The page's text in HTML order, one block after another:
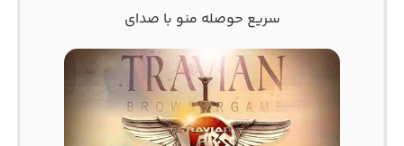
سریع حوصله منو با صدای